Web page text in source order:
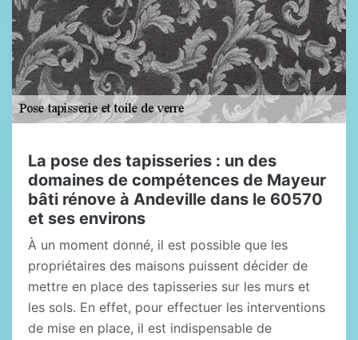
La pose des tapisseries : un des
domaines de compétences de Mayeur
bâti rénove à Andeville dans le 60570
et ses environs
À un moment donné, il est possible que les
propriétaires des maisons puissent décider de
mettre en place des tapisseries sur les murs et
les sols. En effet, pour effectuer les interventions
de mise en place, il est indispensable de